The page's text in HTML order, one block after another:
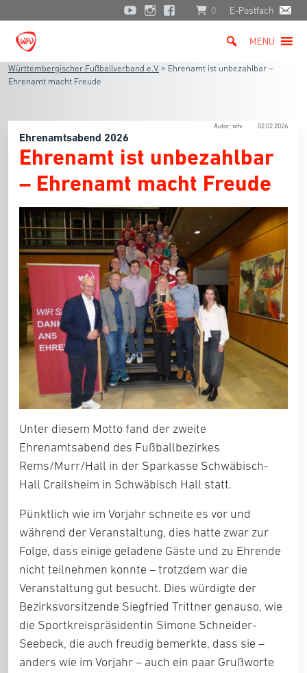
0 E-Postfach
MENU
Württembergischer Fußballverband e.V. > Ehrenamt ist unbezahlbar –
Ehrenamt macht Freude
Autor: wfv 02.02.2026
Ehrenamtsabend 2026
Ehrenamt ist unbezahlbar
– Ehrenamt macht Freude
Unter diesem Motto fand der zweite
Ehrenamtsabend des Fußballbezirkes
Rems/Murr/Hall in der Sparkasse Schwäbisch-
Hall Crailsheim in Schwäbisch Hall statt.
Pünktlich wie im Vorjahr schneite es vor und
während der Veranstaltung, dies hatte zwar zur
Folge, dass einige geladene Gäste und zu Ehrende
nicht teilnehmen konnte – trotzdem war die
Veranstaltung gut besucht. Dies würdigte der
Bezirksvorsitzende Siegfried Trittner genauso, wie
die Sportkreispräsidentin Simone Schneider-
Seebeck, die auch freudig bemerkte, dass sie –
anders wie im Vorjahr – auch ein paar Grußworte